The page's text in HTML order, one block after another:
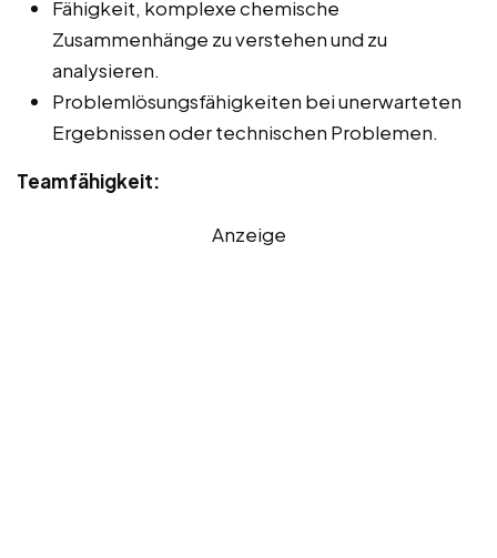
Fähigkeit, komplexe chemische
Zusammenhänge zu verstehen und zu
analysieren.
Problemlösungsfähigkeiten bei unerwarteten
Ergebnissen oder technischen Problemen.
Teamfähigkeit:
Anzeige